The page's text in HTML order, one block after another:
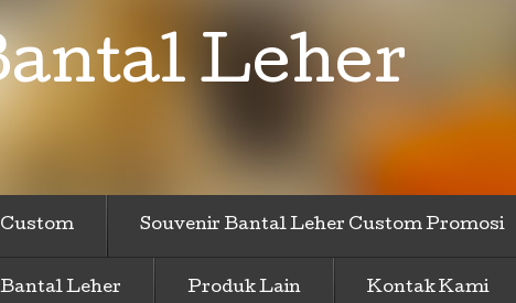
Leher
Souvenir Bantal Leher Custom Promosi
Leher Produk Lain Kontak Kami